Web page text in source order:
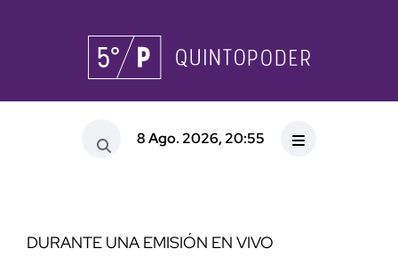
8 Ago. 2026, 20:55
DURANTE UNA EMISIÓN EN VIVO